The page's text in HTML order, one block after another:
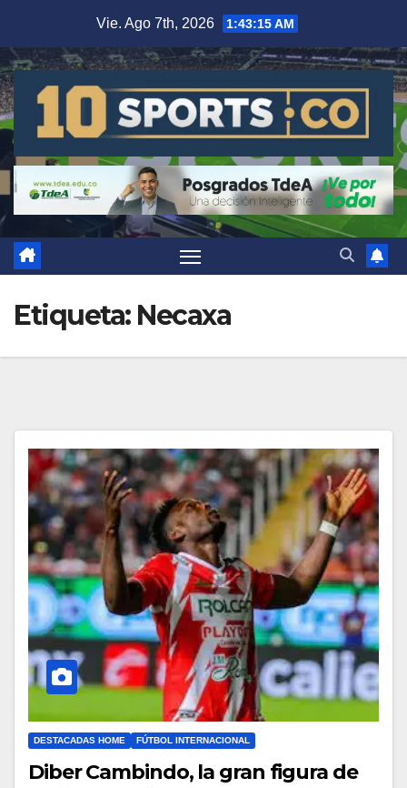
Vie. Ago 7th, 2026 1:43:16 AM
Etiqueta: Necaxa
DESTACADAS HOME FÚTBOL INTERNACIONAL
Diber Cambindo, la gran figura de